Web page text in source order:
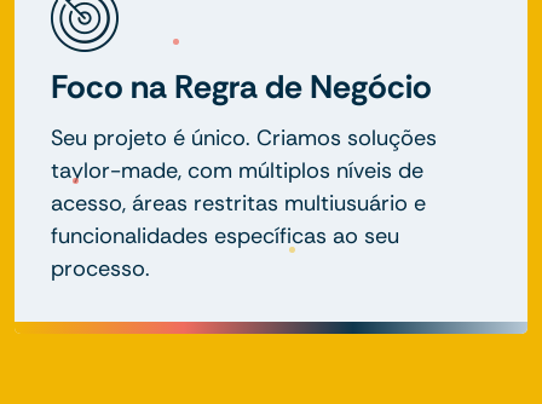
Foco na Regra de Negócio
Seu projeto é único. Criamos soluções
taylor-made, com múltiplos níveis de
acesso, áreas restritas multiusuário e
funcionalidades específicas ao seu
processo.